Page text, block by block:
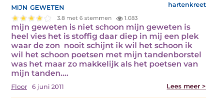
mijn geweten hartenkreet
3.8 met 6 stemmen 1.083
mijn geweten is niet schoon mijn geweten is
heel vies het is stoffig daar diep in mij een plek
waar de zon nooit schijnt ik wil het schoon ik
wil het schoon poetsen met mijn tandenborstel
was het maar zo makkelijk als het poetsen van
mijn tanden.…
Floor 6 juni 2011 Lees meer >